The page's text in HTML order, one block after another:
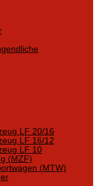
LF 20/16
LF 16/12
LF 10
(MZF)
(MTW)